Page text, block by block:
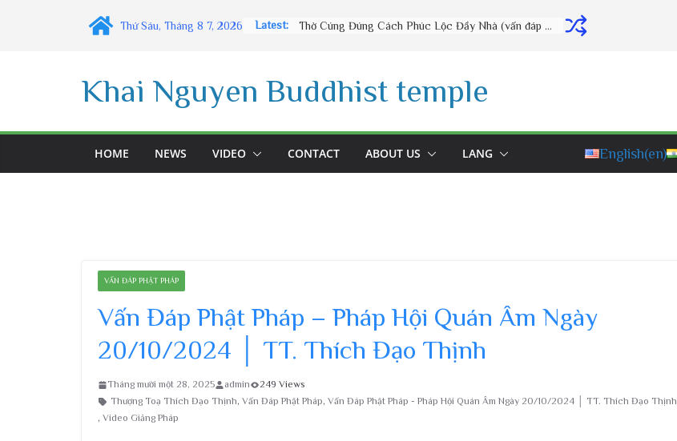
Thứ Sáu, Tháng 8 7, 2026 Latest: Thờ Cúng Đúng Cách Phúc Lộc Đầy Nhà (vấn đáp rất hay) – Thầy Thích Đạo Thịnh
Khai Nguyen Buddhist temple
HOME NEWS VIDEO CONTACT ABOUT US LANG English(en)
VẤN ĐÁP PHẬT PHÁP
Vấn Đáp Phật Pháp – Pháp Hội Quán Âm Ngày
20/10/2024 │ TT. Thích Đạo Thịnh
Tháng mười một 28, 2025 admin
249 Views
Thượng Toạ Thích Đạo Thịnh, Vấn Đáp Phật Pháp, Vấn Đáp Phật Pháp - Pháp Hội Quán Âm Ngày 20/10/2024 │ TT. Thích Đạo Thịnh
, Video Giảng Pháp